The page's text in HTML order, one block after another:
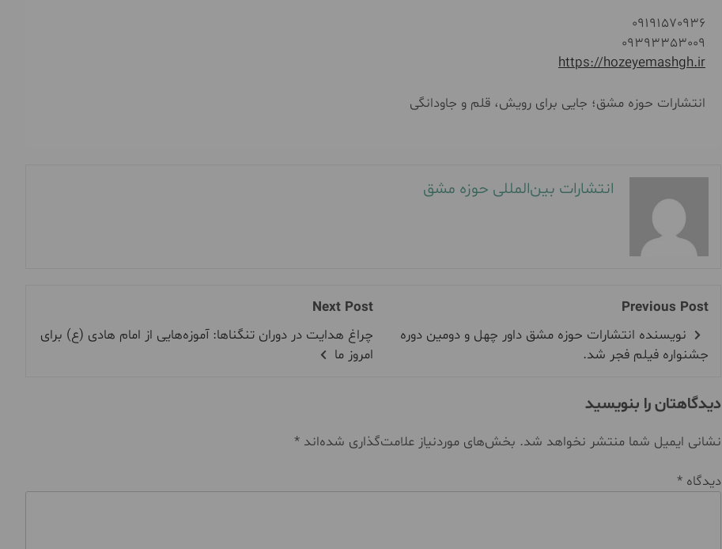
09191570936
09393353009
https://hozeyemashgh.ir
انتشارات حوزه مشق؛ جایی برای رویش، قلم و جاودانگی
انتشارات بین‌المللی حوزه مشق
Previous Post
نویسنده انتشارات حوزه مشق داور چهل و دومین دوره
جشنواره فیلم فجر شد.
Next Post
چراغ هدایت در دوران تنگناها: آموزه‌هایی از امام هادی (ع) برای
امروز ما
دیدگاهتان را بنویسید
نشانی ایمیل شما منتشر نخواهد شد. بخش‌های موردنیاز علامت‌گذاری شده‌اند *
دیدگاه *